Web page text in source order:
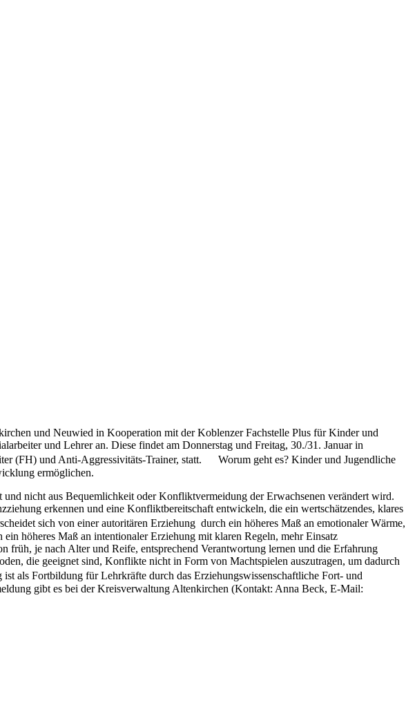
und Neuwied in Kooperation mit der Koblenzer Fachstelle Plus für Kinder und
und Lehrer an. Diese findet am Donnerstag und Freitag, 30./31. Januar in
(FH) und Anti-Aggressivitäts-Trainer, statt. Worum geht es? Kinder und Jugendliche
ermöglichen.
nicht aus Bequemlichkeit oder Konfliktvermeidung der Erwachsenen verändert wird.
erkennen und eine Konfliktbereitschaft entwickeln, die ein wertschätzendes, klares
sich von einer autoritären Erziehung durch ein höheres Maß an emotionaler Wärme,
höheres Maß an intentionaler Erziehung mit klaren Regeln, mehr Einsatz
früh, je nach Alter und Reife, entsprechend Verantwortung lernen und die Erfahrung
die geeignet sind, Konflikte nicht in Form von Machtspielen auszutragen, um dadurch
Fortbildung für Lehrkräfte durch das Erziehungswissenschaftliche Fort- und
gibt es bei der Kreisverwaltung Altenkirchen (Kontakt: Anna Beck, E-Mail: